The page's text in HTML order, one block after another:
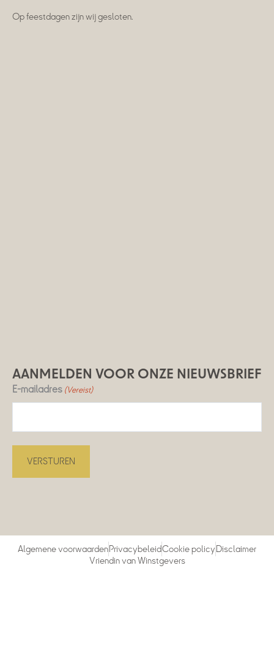
Op feestdagen zijn wij gesloten.
AANMELDEN VOOR ONZE NIEUWSBRIEF
E-mailadres (Vereist)
Algemene voorwaardenPrivacybeleidCookie policyDisclaimer
Vriendin van Winstgevers